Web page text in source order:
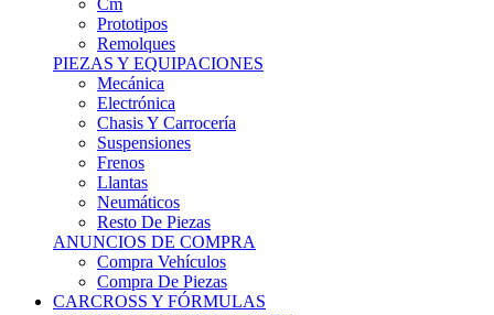
Remolques
PIEZAS Y EQUIPACIONES
Mecánica
Electrónica
Chasis Y Carrocería
Suspensiones
Frenos
Llantas
Neumáticos
Resto De Piezas
ANUNCIOS DE COMPRA
Compra Vehículos
Compra De Piezas
CARCROSS Y FÓRMULAS
CARCROSS Y FORMULAS TT